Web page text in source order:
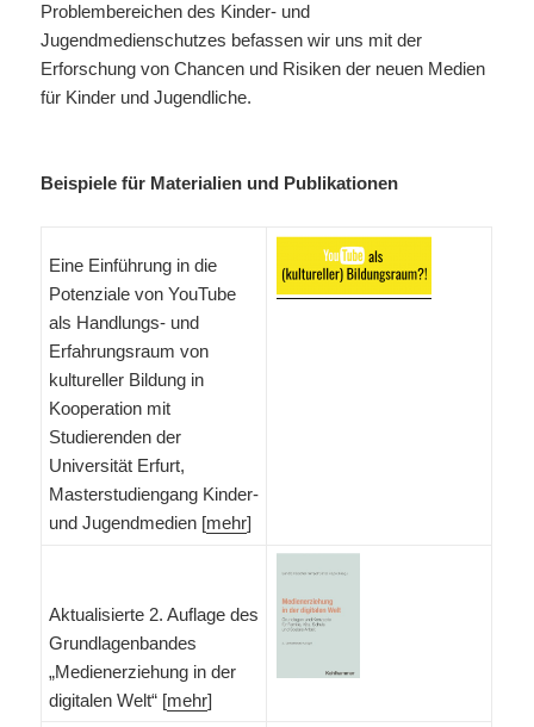
Problembereichen des Kinder- und
Jugendmedienschutzes befassen wir uns mit der
Erforschung von Chancen und Risiken der neuen Medien
für Kinder und Jugendliche.
Beispiele für Materialien und Publikationen
Eine Einführung in die
Potenziale von YouTube
als Handlungs- und
Erfahrungsraum von
kultureller Bildung in
Kooperation mit
Studierenden der
Universität Erfurt,
Masterstudiengang Kinder-
und Jugendmedien [mehr]
Aktualisierte 2. Auflage des
Grundlagenbandes
„Medienerziehung in der
digitalen Welt“ [mehr]